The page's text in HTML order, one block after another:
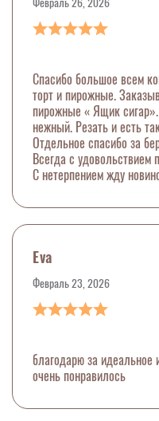
Спасибо большое всем
торт и пирожные.
пирожные « Ящик
нежный. Резать и есть
Отдельное спасибо за
Всегда с
С нетерпением жду
Eva
Февраль 23, 2026
благодарю за идеальное
очень понравилось